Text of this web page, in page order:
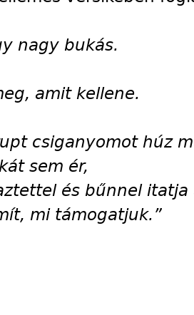
nagy bukás.
amit kellene.
csiganyomot húz
sem ér,
és bűnnel itatja
mi támogatjuk.”